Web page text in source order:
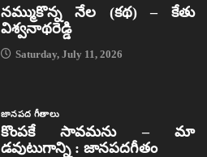
నమ్ముకొన్న నేల (కథ) – కేతు
విశ్వనాథరెడ్డి
Saturday, July 11, 2026
జానపద గీతాలు
కొంపకే సావమను – మా
డవుటుగాన్ని : జానపదగీతం